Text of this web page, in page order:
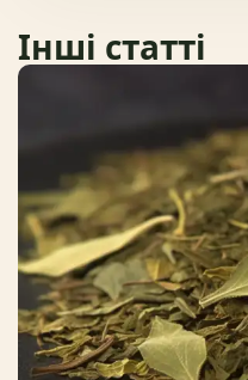
Інші статті